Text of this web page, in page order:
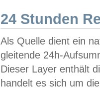
24 Stunden
Als Quelle dient ein
gleitende 24h-
Dieser Layer enthält
handelt es sich um